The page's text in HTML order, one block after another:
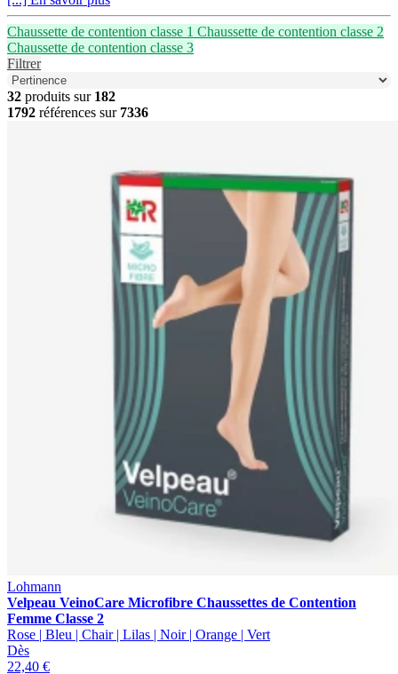
Chaussette de contention classe 1 Chaussette de contention classe 2
Chaussette de contention classe 3
Filtrer
32 produits sur 182
1792 références sur 7336
Lohmann
Velpeau VeinoCare Microfibre Chaussettes de Contention
Femme Classe 2
Rose | Bleu | Chair | Lilas | Noir | Orange | Vert
Dès
22,40 €